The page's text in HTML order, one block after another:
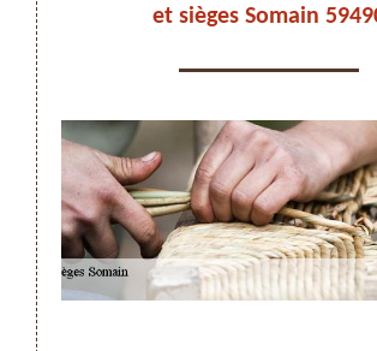
et sièges Somain